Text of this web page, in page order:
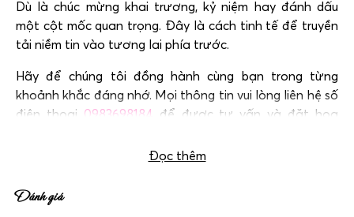
Dù là chúc mừng khai trương, kỷ niệm hay đánh dấu
một cột mốc quan trọng. Đây là cách tinh tế để truyền
tải niềm tin vào tương lai phía trước.
Hãy để chúng tôi đồng hành cùng bạn trong từng
khoảnh khắc đáng nhớ. Mọi thông tin vui lòng liên hệ số
điện thoại 0983698184 để được tư vấn và đặt hoa
Đọc thêm
Đánh giá